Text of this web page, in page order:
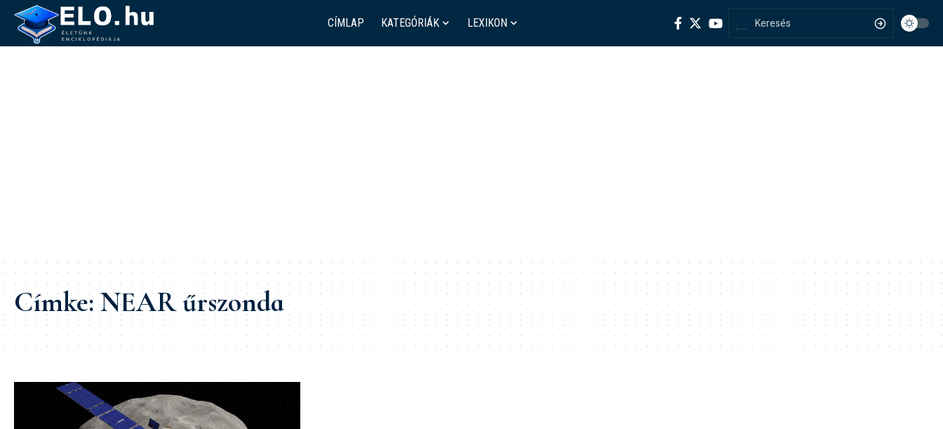
CÍMLAP KATEGÓRIÁK LEXIKON
Címke:NEAR űrszonda